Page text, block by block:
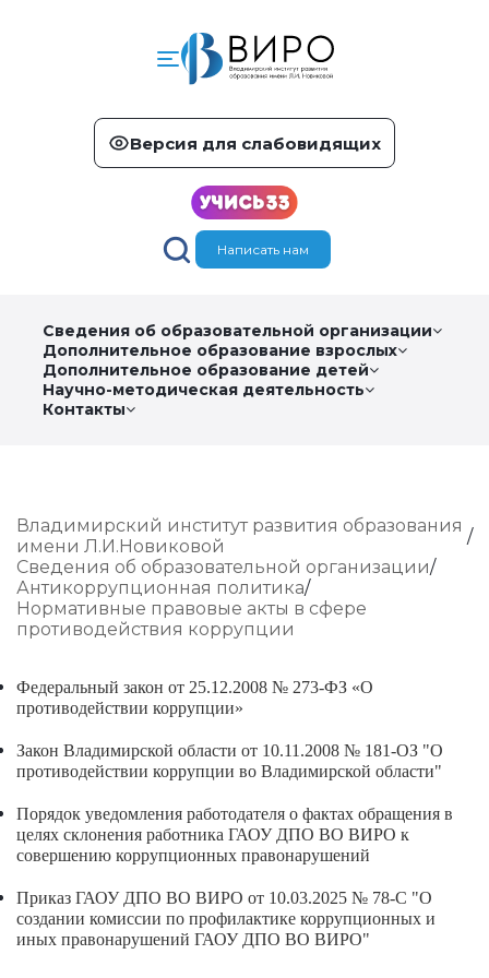
Версия для слабовидящих
Написать нам
Сведения об образовательной организации
Дополнительное образование взрослых
Дополнительное образование детей
Научно-методическая деятельность
Контакты
Владимирский институт развития образования
имени Л.И.Новиковой
Сведения об образовательной организации
Антикоррупционная политика
Нормативные правовые акты в сфере
противодействия коррупции
Федеральный закон от 25.12.2008 № 273-ФЗ «О
противодействии коррупции»
Закон Владимирской области от 10.11.2008 № 181-ОЗ "О
противодействии коррупции во Владимирской области"
Порядок уведомления работодателя о фактах обращения в
целях склонения работника ГАОУ ДПО ВО ВИРО к
совершению коррупционных правонарушений
Приказ ГАОУ ДПО ВО ВИРО от 10.03.2025 № 78-С "О
создании комиссии по профилактике коррупционных и
иных правонарушений ГАОУ ДПО ВО ВИРО"